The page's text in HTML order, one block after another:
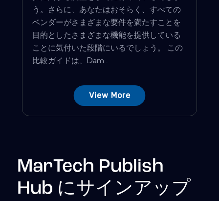
う。さらに、あなたはおそらく、すべての
ベンダーがさまざまな要件を満たすことを
目的としたさまざまな機能を提供している
ことに気付いた段階にいるでしょう。 この
比較ガイドは、Dam...
View More
MarTech Publish
Hub にサインアップ